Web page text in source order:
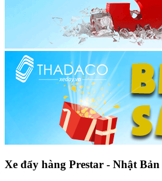
Xe đẩy hàng Prestar - Nhật Bản